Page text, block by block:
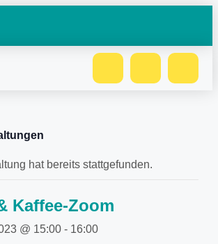
hat bereits stattgefunden.
Kaffee-Zoom
@ 15:00 - 16:00